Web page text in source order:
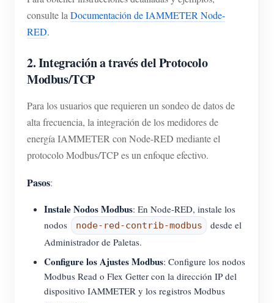
consulte la Documentación de IAMMETER Node-
RED.
2. Integración a través del Protocolo
Modbus/TCP
Para los usuarios que requieren un sondeo de datos de
alta frecuencia, la integración de los medidores de
energía IAMMETER con Node-RED mediante el
protocolo Modbus/TCP es un enfoque efectivo.
Pasos:
Instale Nodos Modbus: En Node-RED, instale los
nodos
node-red-contrib-modbus
desde el
Administrador de Paletas.
Configure los Ajustes Modbus: Configure los nodos
Modbus Read o Flex Getter con la dirección IP del
dispositivo IAMMETER y los registros Modbus